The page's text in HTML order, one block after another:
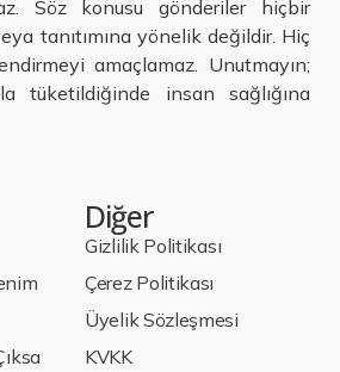
Söz konusu gönderiler hiçbir
tanıtımına yönelik değildir. Hiç
amaçlamaz. Unutmayın;
tüketildiğinde insan sağlığına
Diğer
Gizlilik Politikası
Çerez Politikası
Üyelik Sözleşmesi
KVKK